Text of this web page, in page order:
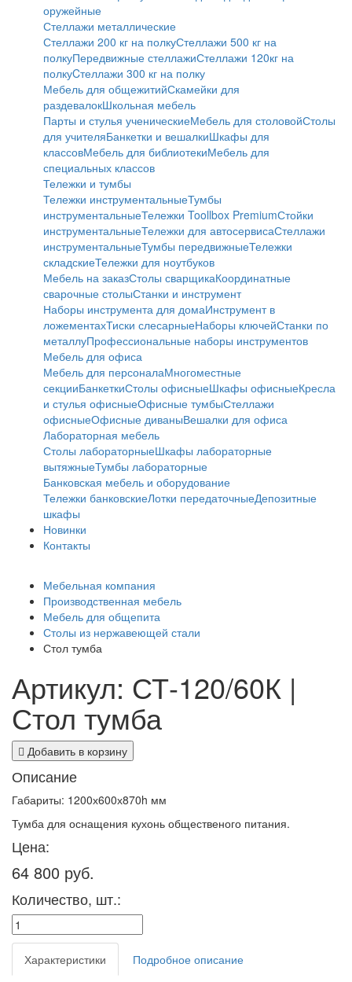
оружейные
Стеллажи металлические
Стеллажи 200 кг на полкуСтеллажи 500 кг на
полкуПередвижные стеллажиСтеллажи 120кг на
полкуCтеллажи 300 кг на полку
Мебель для общежитийСкамейки для
раздевалокШкольная мебель
Парты и стулья ученическиеМебель для столовойСтолы
для учителяБанкетки и вешалкиШкафы для
классовМебель для библиотекиМебель для
специальных классов
Тележки и тумбы
Тележки инструментальныеТумбы
инструментальныеТележки Toollbox PremiumСтойки
инструментальныеТележки для автосервисаСтеллажи
инструментальныеТумбы передвижныеТележки
складскиеТележки для ноутбуков
Мебель на заказСтолы сварщикаКоординатные
сварочные столыСтанки и инструмент
Наборы инструмента для домаИнструмент в
ложементахТиски слесарныеНаборы ключейСтанки по
металлуПрофессиональные наборы инструментов
Мебель для офиса
Мебель для персоналаМногоместные
секцииБанкеткиСтолы офисныеШкафы офисныеКресла
и стулья офисныеОфисные тумбыСтеллажи
офисныеОфисные диваныВешалки для офиса
Лабораторная мебель
Столы лабораторныеШкафы лабораторные
вытяжныеТумбы лабораторные
Банковская мебель и оборудование
Тележки банковскиеЛотки передаточныеДепозитные
шкафы
Новинки
Контакты
Мебельная компания
Производственная мебель
Мебель для общепита
Столы из нержавеющей стали
Стол тумба
Артикул: СТ-120/60К |
Стол тумба
Добавить в корзину
Описание
Габариты: 1200х600х870h мм
Тумба для оснащения кухонь общественого питания.
Цена:
64 800 руб.
Количество, шт.:
Характеристики Подробное описание